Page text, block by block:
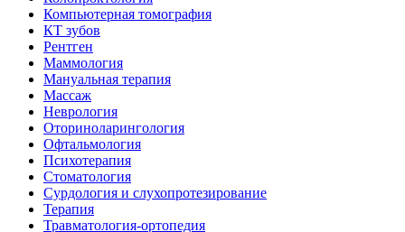
Компьютерная томография
КТ зубов
Рентген
Маммология
Мануальная терапия
Массаж
Неврология
Оториноларингология
Офтальмология
Психотерапия
Стоматология
Сурдология и слухопротезирование
Терапия
Травматология-ортопедия